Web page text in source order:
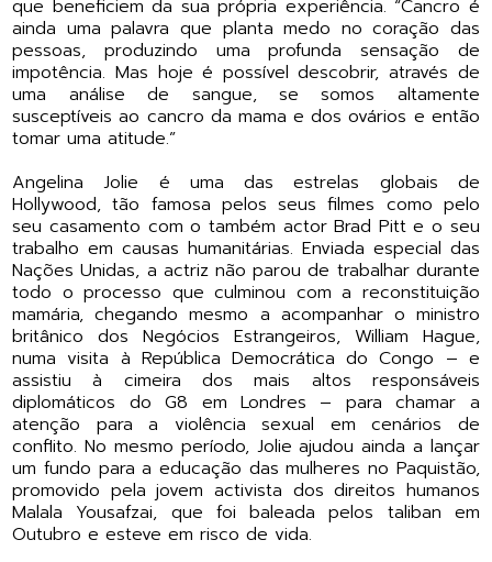
que beneficiem da sua própria experiência. “Cancro é
ainda uma palavra que planta medo no coração das
pessoas, produzindo uma profunda sensação de
impotência. Mas hoje é possível descobrir, através de
uma análise de sangue, se somos altamente
susceptíveis ao cancro da mama e dos ovários e então
tomar uma atitude.”
Angelina Jolie é uma das estrelas globais de
Hollywood, tão famosa pelos seus filmes como pelo
seu casamento com o também actor Brad Pitt e o seu
trabalho em causas humanitárias. Enviada especial das
Nações Unidas, a actriz não parou de trabalhar durante
todo o processo que culminou com a reconstituição
mamária, chegando mesmo a acompanhar o ministro
britânico dos Negócios Estrangeiros, William Hague,
numa visita à República Democrática do Congo – e
assistiu à cimeira dos mais altos responsáveis
diplomáticos do G8 em Londres – para chamar a
atenção para a violência sexual em cenários de
conflito. No mesmo período, Jolie ajudou ainda a lançar
um fundo para a educação das mulheres no Paquistão,
promovido pela jovem activista dos direitos humanos
Malala Yousafzai, que foi baleada pelos taliban em
Outubro e esteve em risco de vida.